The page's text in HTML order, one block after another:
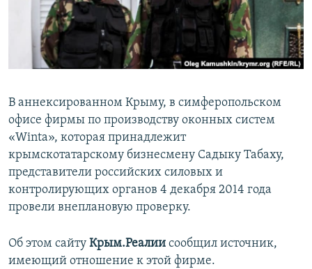
ПОБЕДИТЕЛЕЙ НЕ СУДЯТ?
КРЫМ.НЕПОКОРЕННЫЙ
ELIFBE
ПРИСОЕДИНЯЙТЕСЬ!
Все сайты RFE/RL
В аннексированном Крыму, в симферопольском
офисе фирмы по производству оконных систем
«Winta», которая принадлежит
крымскотатарскому бизнесмену Садыку Табаху,
представители российских силовых и
контролирующих органов 4 декабря 2014 года
провели внеплановую проверку.
Об этом сайту Крым.Реалии сообщил источник,
имеющий отношение к этой фирме.